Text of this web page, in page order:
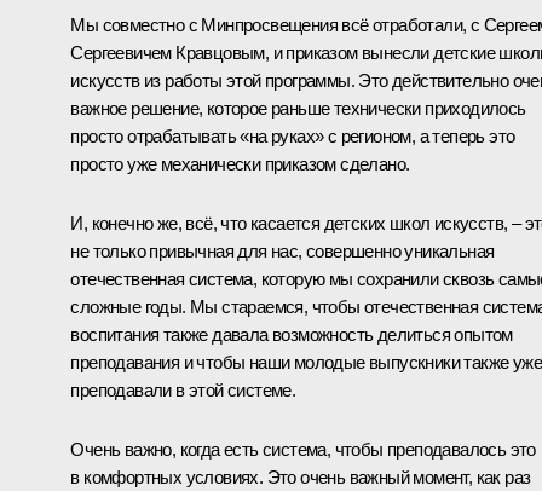
Мы совместно с Минпросвещения всё отработали, с
Сергеевичем Кравцовым, и приказом вынесли детские
искусств из работы этой программы. Это действительно
важное решение, которое раньше технически приходилось
просто отрабатывать «на руках» с регионом, а теперь это
просто уже механически приказом сделано.
И, конечно же, всё, что касается детских школ искусств, –
не только привычная для нас, совершенно уникальная
отечественная система, которую мы сохранили сквозь
сложные годы. Мы стараемся, чтобы отечественная
воспитания также давала возможность делиться опытом
преподавания и чтобы наши молодые выпускники также уже
преподавали в этой системе.
Очень важно, когда есть система, чтобы преподавалось это
в комфортных условиях. Это очень важный момент, как раз